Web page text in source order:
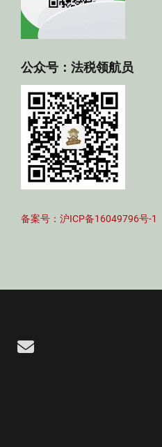
公众号：法税领航员
备案号：沪ICP备16049796号-1
Email